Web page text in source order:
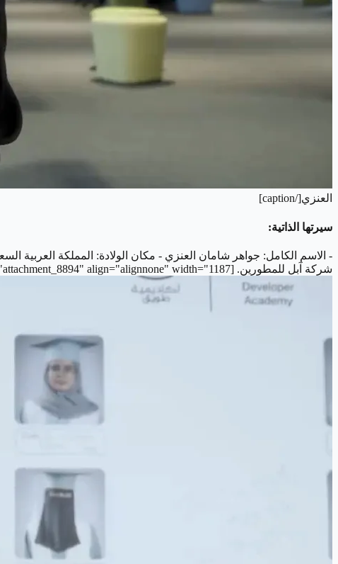
العنزي[/caption]
سيرتها الذاتية:
شركة آبل للمطورين. [caption id="attachment_8894" align="alignnone" width="1187"]